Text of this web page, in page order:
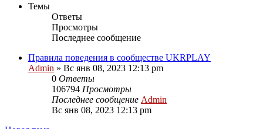
Темы
Ответы
Просмотры
Последнее сообщение
Правила поведения в сообществе UKRPLAY
Admin » Вс янв 08, 2023 12:13 pm
0 Ответы
106794 Просмотры
Последнее сообщение Admin
Вс янв 08, 2023 12:13 pm